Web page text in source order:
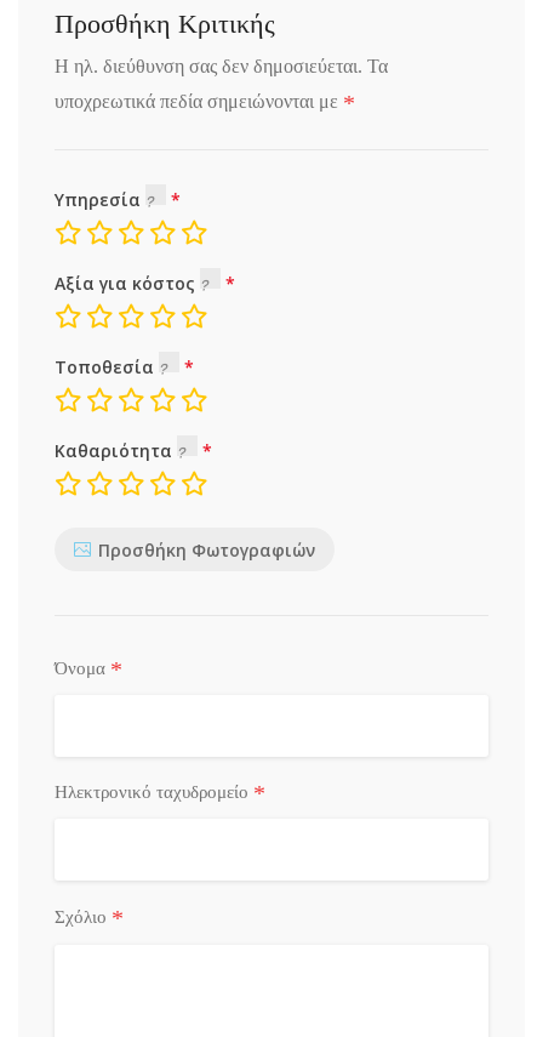
Προσθήκη Κριτικής
Η ηλ. διεύθυνση σας δεν δημοσιεύεται. Τα
υποχρεωτικά πεδία σημειώνονται με *
Υπηρεσία
Αξία για κόστος
Τοποθεσία
Καθαριότητα
Προσθήκη Φωτογραφιών
Όνομα *
Ηλεκτρονικό ταχυδρομείο *
Σχόλιο *